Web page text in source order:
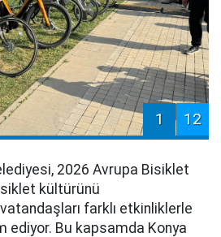
1 12
2026 Avrupa Bisiklet
kültürünü
farklı etkinliklerle
ediyor. Bu kapsamda Konya